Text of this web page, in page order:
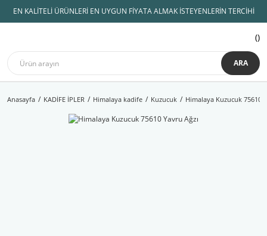
EN KALİTELİ ÜRÜNLERİ EN UYGUN FİYATA ALMAK İSTEYENLERİN TERCİHİ
ARA
Anasayfa KADİFE İPLER Himalaya kadife Kuzucuk Himalaya Kuzucuk 75610